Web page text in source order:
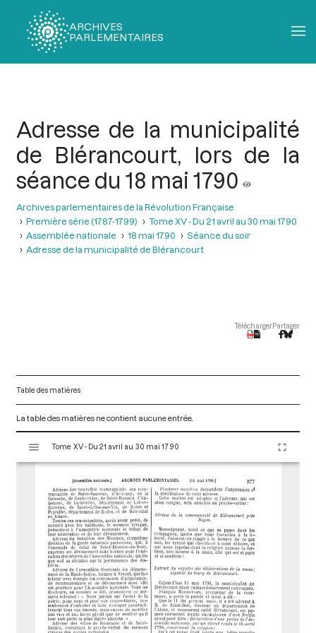
ARCHIVES
PARLEMENTAIRES
Adresse de la municipalité
de Blérancourt, lors de la
séance du 18 mai 1790
Archives parlementaires de la Révolution Française
Première série (1787-1799)
Tome XV - Du 21 avril au 30 mai 1790
Assemblée nationale
18 mai 1790
Séance du soir
Adresse de la municipalité de Blérancourt
TéléchargerPartager
Table des matières
La table des matières ne contient aucune entrée.
s
Tome XV - Du 21 avril au 30 mai 1790